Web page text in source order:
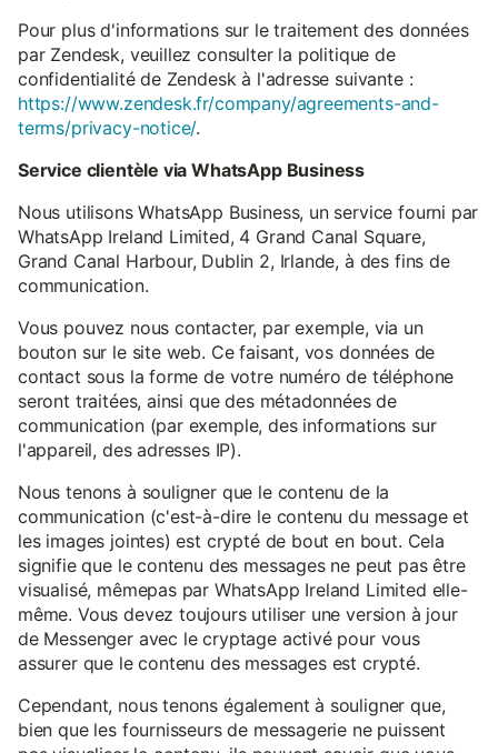
Pour plus d'informations sur le traitement des données
par Zendesk, veuillez consulter la politique de
confidentialité de Zendesk à l'adresse suivante :
https://www.zendesk.fr/company/agreements-and-
terms/privacy-notice/.
Service clientèle via WhatsApp Business
Nous utilisons WhatsApp Business, un service fourni par
WhatsApp Ireland Limited, 4 Grand Canal Square,
Grand Canal Harbour, Dublin 2, Irlande, à des fins de
communication.
Vous pouvez nous contacter, par exemple, via un
bouton sur le site web. Ce faisant, vos données de
contact sous la forme de votre numéro de téléphone
seront traitées, ainsi que des métadonnées de
communication (par exemple, des informations sur
l'appareil, des adresses IP).
Nous tenons à souligner que le contenu de la
communication (c'est-à-dire le contenu du message et
les images jointes) est crypté de bout en bout. Cela
signifie que le contenu des messages ne peut pas être
visualisé, mêmepas par WhatsApp Ireland Limited elle-
même. Vous devez toujours utiliser une version à jour
de Messenger avec le cryptage activé pour vous
assurer que le contenu des messages est crypté.
Cependant, nous tenons également à souligner que,
bien que les fournisseurs de messagerie ne puissent